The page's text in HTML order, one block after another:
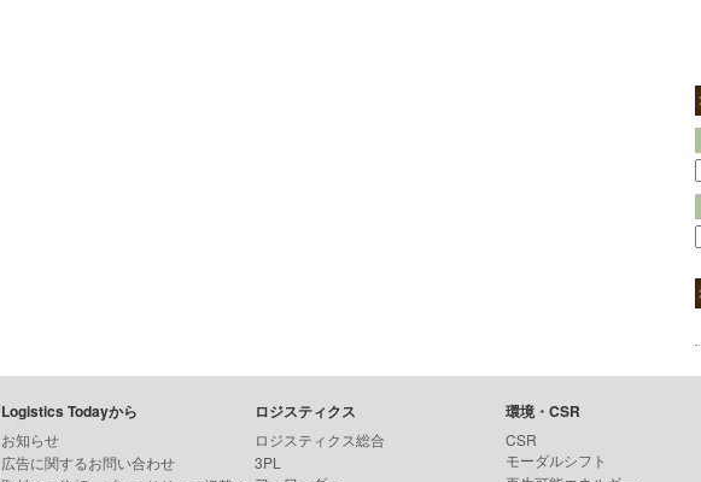
Logistics Todayから
お知らせ
広告に関するお問い合わせ
ロジスティクス
ロジスティクス総合
3PL
環境・CSR
CSR
モーダルシフト